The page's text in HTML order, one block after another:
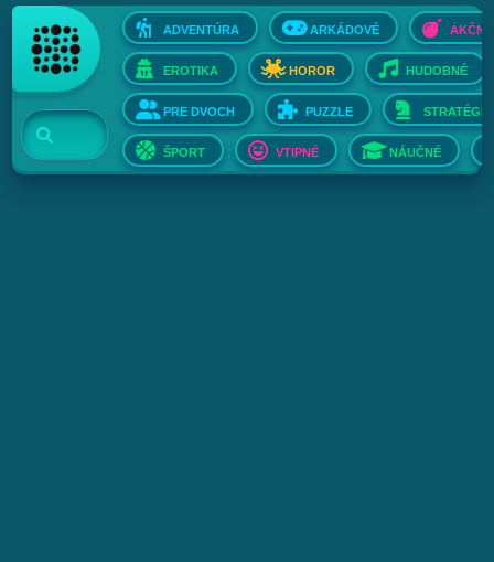
ADVENTÚRA ARKÁDOVÉ AKČNÉ
EROTIKA HOROR HUDOBNÉ
PRE DVOCH PUZZLE STRATÉGIE
ŠPORT VTIPNÉ NÁUČNÉ